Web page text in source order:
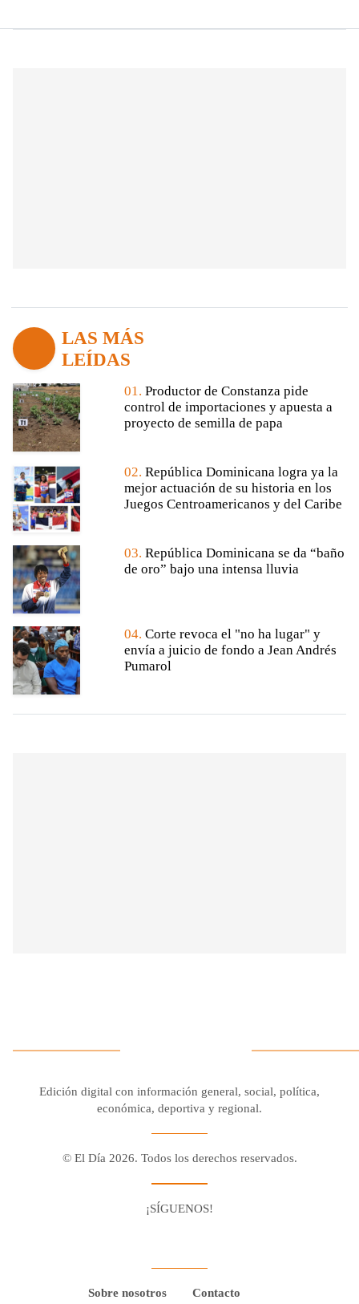
LAS MÁS
LEÍDAS
01. Productor de Constanza pide
control de importaciones y apuesta a
proyecto de semilla de papa
02. República Dominicana logra ya la
mejor actuación de su historia en los
Juegos Centroamericanos y del Caribe
03. República Dominicana se da “baño
de oro” bajo una intensa lluvia
04. Corte revoca el "no ha lugar" y
envía a juicio de fondo a Jean Andrés
Pumarol
Edición digital con información general, social, política,
económica, deportiva y regional.
© El Día 2026. Todos los derechos reservados.
¡SÍGUENOS!
Sobre nosotros
Contacto